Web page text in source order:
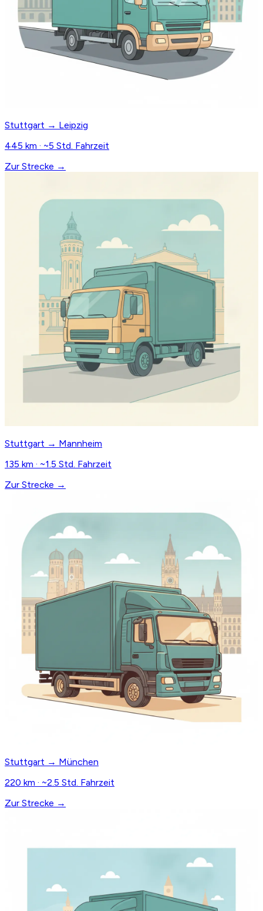
Stuttgart → Leipzig
445 km · ~5 Std. Fahrzeit
Zur Strecke →
Stuttgart → Mannheim
135 km · ~1.5 Std. Fahrzeit
Zur Strecke →
Stuttgart → München
220 km · ~2.5 Std. Fahrzeit
Zur Strecke →